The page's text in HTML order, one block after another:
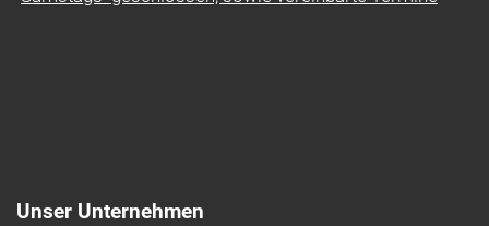
Unser Unternehmen